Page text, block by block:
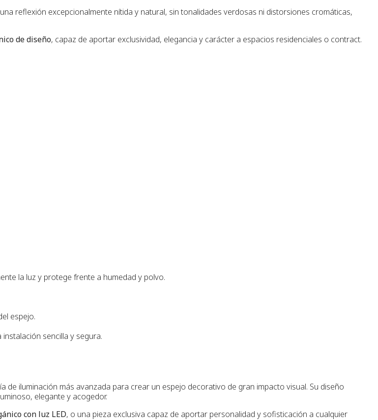
reflexión excepcionalmente nítida y natural, sin tonalidades verdosas ni distorsiones cromáticas,
de diseño, capaz de aportar exclusividad, elegancia y carácter a espacios residenciales o contract.
la luz y protege frente a humedad y polvo.
espejo.
sencilla y segura.
de iluminación más avanzada para crear un espejo decorativo de gran impacto visual. Su diseño
elegante y acogedor.
con luz LED, o una pieza exclusiva capaz de aportar personalidad y sofisticación a cualquier